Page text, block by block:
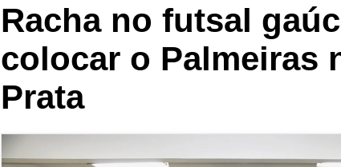
Racha no futsal
colocar o Palmeiras
Prata